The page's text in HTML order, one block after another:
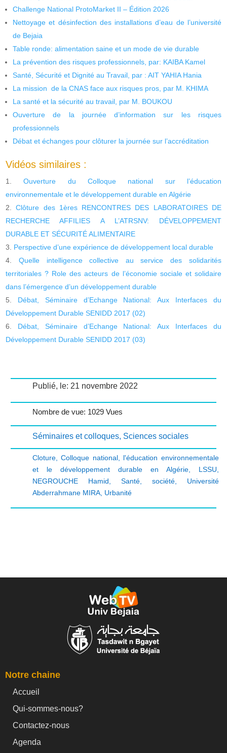
Challenge National ProtoMarket II – Édition 2026
Nettoyage et désinfection des installations d’eau de l’université
de Bejaia
Table ronde: alimentation saine et un mode de vie durable
La prévention des risques professionnels, par: KAIBA Kamel
Santé, Sécurité et Dignité au Travail, par : AIT YAHIA Hania
La mission de la CNAS face aux risques pros, par M. KHIMA
La santé et la sécurité au travail, par M. BOUKOU
Ouverture de la journée d’information sur les risques
professionnels
Débat et échanges pour clôturer la journée sur l’accréditation
Vidéos similaires :
Ouverture du Colloque national sur l’éducation
environnementale et le développement durable en Algérie
Clôture des 1ères RENCONTRES DES LABORATOIRES DE
RECHERCHE AFFILIES A L’ATRSNV: DÉVELOPPEMENT
DURABLE ET SÉCURITÉ ALIMENTAIRE
Perspective d’une expérience de développement local durable
Quelle intelligence collective au service des solidarités
territoriales ? Role des acteurs de l’économie sociale et solidaire
dans l’émergence d’un développement durable
Débat, Séminaire d’Echange National: Aux Interfaces du
Développement Durable SENIDD 2017 (02)
Débat, Séminaire d’Echange National: Aux Interfaces du
Développement Durable SENIDD 2017 (03)
Publié, le: 21 novembre 2022
Nombre de vue: 1029 Vues
Séminaires et colloques, Sciences sociales
Cloture, Colloque national, l'éducation environnementale
et le développement durable en Algérie, LSSU
NEGROUCHE Hamid
Santé, société, Université
Abderrahmane MIRA, Urbanité
Notre chaine
Accueil
Qui-sommes-nous?
Contactez-nous
Agenda